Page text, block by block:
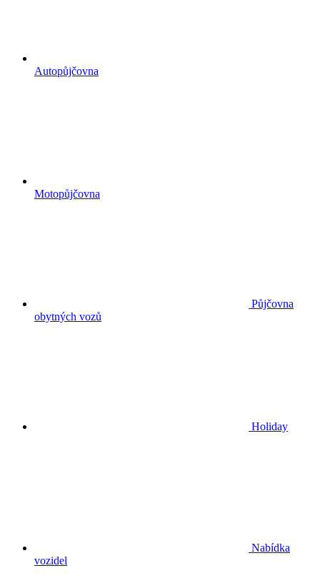
Autopůjčovna
Motopůjčovna
Půjčovna
obytných vozů
Holiday
Nabídka
vozidel